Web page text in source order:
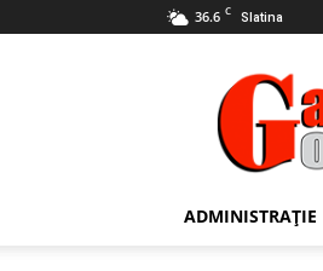
36.6 C Slatina
ADMINISTRAȚIE